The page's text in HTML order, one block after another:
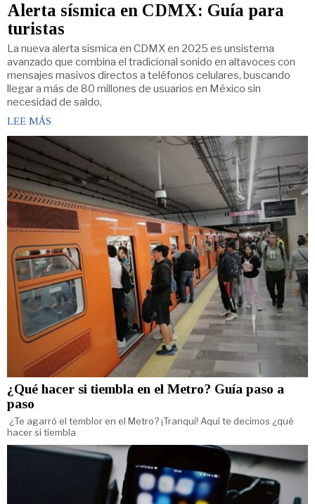
Alerta sísmica en CDMX: Guía para
turistas
La nueva alerta sísmica en CDMX en 2025 es unsistema
avanzado que combina el tradicional sonido en altavoces con
mensajes masivos directos a teléfonos celulares, buscando
llegar a más de 80 millones de usuarios en México sin
necesidad de saldo,
LEE MÁS
¿Qué hacer si tiembla en el Metro? Guía paso a
paso
¿Te agarró el temblor en el Metro? ¡Tranqui! Aquí te decimos ¿qué
hacer si tiembla